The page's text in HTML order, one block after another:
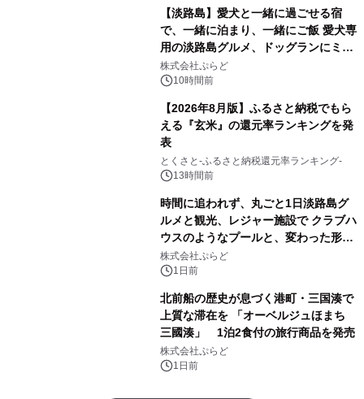
【淡路島】愛犬と一緒に過ごせる宿
で、一緒に泊まり、一緒にご飯 愛犬専
用の淡路島グルメ、ドッグランにミニ
プール グランピングとトレーラーハウ
スの2施設で
株式会社ぷらど
10時間前
【2026年8月版】ふるさと納税でもら
える『玄米』の還元率ランキングを発
表
とくさと-ふるさと納税還元率ランキング-
13時間前
時間に追われず、丸ごと1日淡路島グ
ルメと観光、レジャー施設で クラブハ
ウスのようなプールと、変わった形の
サウナも 「THE BOXY AWAJI」のお
得な素泊まり連泊プランで
株式会社ぷらど
1日前
北前船の歴史が息づく港町・三国湊で
上質な滞在を 「オーベルジュほまち
三國湊」 1泊2食付の旅行商品を発売
株式会社ぷらど
1日前